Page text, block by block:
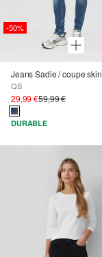
-50%
QS
29,99 €59,99 €
DURABLE